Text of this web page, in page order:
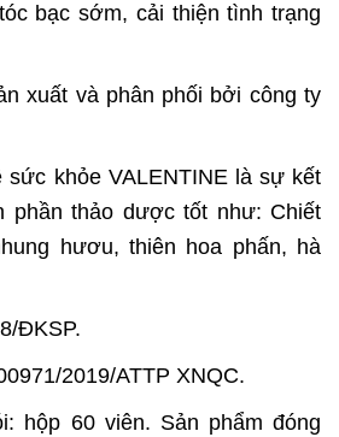
bạc sớm, cải thiện tình trạng
xuất và phân phối bởi công ty
sức khỏe VALENTINE là sự kết
phần thảo dược tốt như: Chiết
hươu, thiên hoa phấn, hà
ĐKSP.
2019/ATTP XNQC.
hộp 60 viên. Sản phẩm đóng